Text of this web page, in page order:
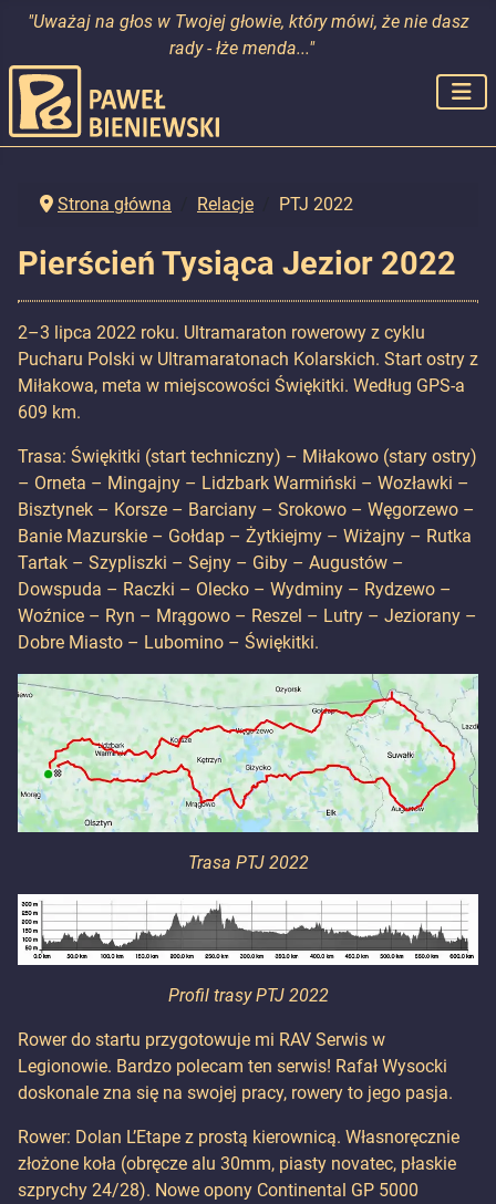
"Uważaj na głos w Twojej głowie, który mówi, że nie dasz
rady - łże menda..."
Strona główna Relacje PTJ 2022
Pierścień Tysiąca Jezior 2022
2–3 lipca 2022 roku. Ultramaraton rowerowy z cyklu
Pucharu Polski w Ultramaratonach Kolarskich. Start ostry z
Miłakowa, meta w miejscowości Świękitki. Według GPS-a
609 km.
Trasa: Świękitki (start techniczny) – Miłakowo (stary ostry)
– Orneta – Mingajny – Lidzbark Warmiński – Wozławki –
Bisztynek – Korsze – Barciany – Srokowo – Węgorzewo –
Banie Mazurskie – Gołdap – Żytkiejmy – Wiżajny – Rutka
Tartak – Szypliszki – Sejny – Giby – Augustów –
Dowspuda – Raczki – Olecko – Wydminy – Rydzewo –
Woźnice – Ryn – Mrągowo – Reszel – Lutry – Jeziorany –
Dobre Miasto – Lubomino – Świękitki.
Trasa PTJ 2022
Profil trasy PTJ 2022
Rower do startu przygotowuje mi RAV Serwis w
Legionowie. Bardzo polecam ten serwis! Rafał Wysocki
doskonale zna się na swojej pracy, rowery to jego pasja.
Rower: Dolan L’Etape z prostą kierownicą. Własnoręcznie
złożone koła (obręcze alu 30mm, piasty novatec, płaskie
szprychy 24/28). Nowe opony Continental GP 5000